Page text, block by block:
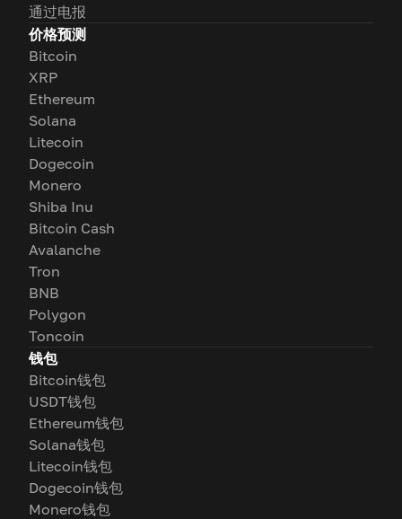
通过电报
价格预测
Bitcoin
XRP
Ethereum
Solana
Litecoin
Dogecoin
Monero
Shiba Inu
Bitcoin Cash
Avalanche
Tron
BNB
Polygon
Toncoin
钱包
Bitcoin钱包
USDT钱包
Ethereum钱包
Solana钱包
Litecoin钱包
Dogecoin钱包
Monero钱包